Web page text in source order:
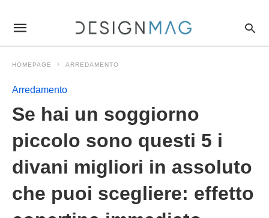
designmagit
/articolo/se-
un-
piccolo-
questi-
divani-
assoluto-
puoi-
scegliere-
effetto-
copertina-
immediato/210639/amp/
HOMEPAGE ARREDAMENTO
Arredamento
Se hai un soggiorno
piccolo sono questi 5 i
divani migliori in assoluto
che puoi scegliere: effetto